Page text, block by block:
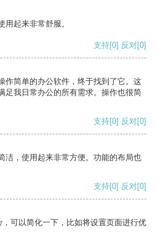
起来非常舒服。
支持[0] 反对[0]
作简单的办公软件，终于找到了它。这
足我日常办公的所有需求。操作也很简
支持[0] 反对[0]
洁，使用起来非常方便。功能的布局也
支持[0] 反对[0]
可以简化一下，比如将设置页面进行优